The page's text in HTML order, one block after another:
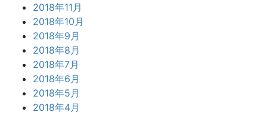
2018年11月
2018年10月
2018年9月
2018年8月
2018年7月
2018年6月
2018年5月
2018年4月